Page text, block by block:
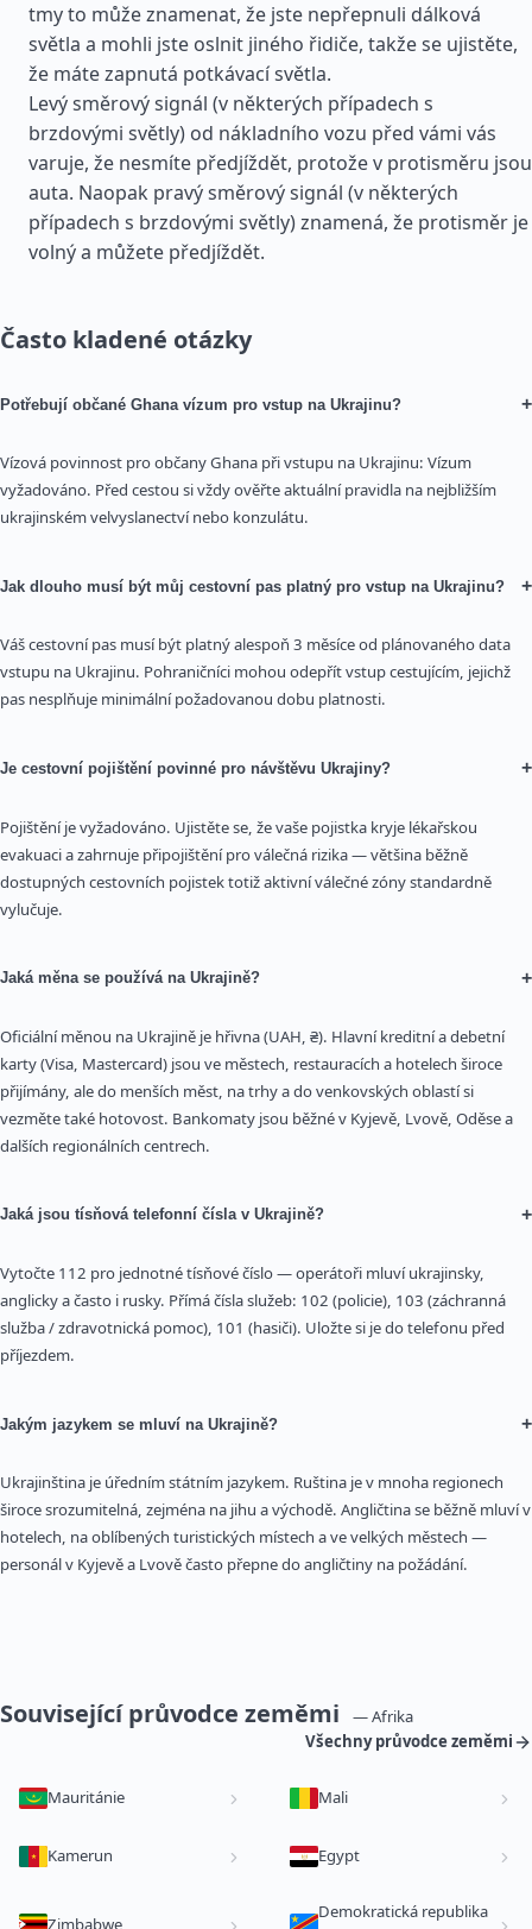
tmy to může znamenat, že jste nepřepnuli dálková
světla a mohli jste oslnit jiného řidiče, takže se ujistěte,
že máte zapnutá potkávací světla.
Levý směrový signál (v některých případech s
brzdovými světly) od nákladního vozu před vámi vás
varuje, že nesmíte předjíždět, protože v protisměru jsou
auta. Naopak pravý směrový signál (v některých
případech s brzdovými světly) znamená, že protisměr je
volný a můžete předjíždět.
Často kladené otázky
Potřebují občané Ghana vízum pro vstup na Ukrajinu? +
Vízová povinnost pro občany Ghana při vstupu na Ukrajinu: Vízum
vyžadováno. Před cestou si vždy ověřte aktuální pravidla na nejbližším
ukrajinském velvyslanectví nebo konzulátu.
Jak dlouho musí být můj cestovní pas platný pro vstup na Ukrajinu? +
Váš cestovní pas musí být platný alespoň 3 měsíce od plánovaného data
vstupu na Ukrajinu. Pohraničníci mohou odepřít vstup cestujícím, jejichž
pas nesplňuje minimální požadovanou dobu platnosti.
Je cestovní pojištění povinné pro návštěvu Ukrajiny? +
Pojištění je vyžadováno. Ujistěte se, že vaše pojistka kryje lékařskou
evakuaci a zahrnuje připojištění pro válečná rizika — většina běžně
dostupných cestovních pojistek totiž aktivní válečné zóny standardně
vylučuje.
Jaká měna se používá na Ukrajině? +
Oficiální měnou na Ukrajině je hřivna (UAH, ₴). Hlavní kreditní a debetní
karty (Visa, Mastercard) jsou ve městech, restauracích a hotelech široce
přijímány, ale do menších měst, na trhy a do venkovských oblastí si
vezměte také hotovost. Bankomaty jsou běžné v Kyjevě, Lvově, Oděse a
dalších regionálních centrech.
Jaká jsou tísňová telefonní čísla v Ukrajině? +
Vytočte 112 pro jednotné tísňové číslo — operátoři mluví ukrajinsky,
anglicky a často i rusky. Přímá čísla služeb: 102 (policie), 103 (záchranná
služba / zdravotnická pomoc), 101 (hasiči). Uložte si je do telefonu před
příjezdem.
Jakým jazykem se mluví na Ukrajině? +
Ukrajinština je úředním státním jazykem. Ruština je v mnoha regionech
široce srozumitelná, zejména na jihu a východě. Angličtina se běžně mluví v
hotelech, na oblíbených turistických místech a ve velkých městech —
personál v Kyjevě a Lvově často přepne do angličtiny na požádání.
Související průvodce zeměmi
— Afrika
Všechny průvodce zeměmi
Mauritánie Mali
Kamerun Egypt
Zimbabwe
Demokratická republika